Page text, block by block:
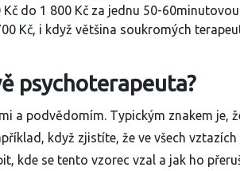
do 1 800 Kč za jednu 50-60minutovou
Kč, i když většina soukromých
psychoterapeuta?
a podvědomím. Typickým znakem je,
když zjistíte, že ve všech
kde se tento vzorec vzal a jak ho